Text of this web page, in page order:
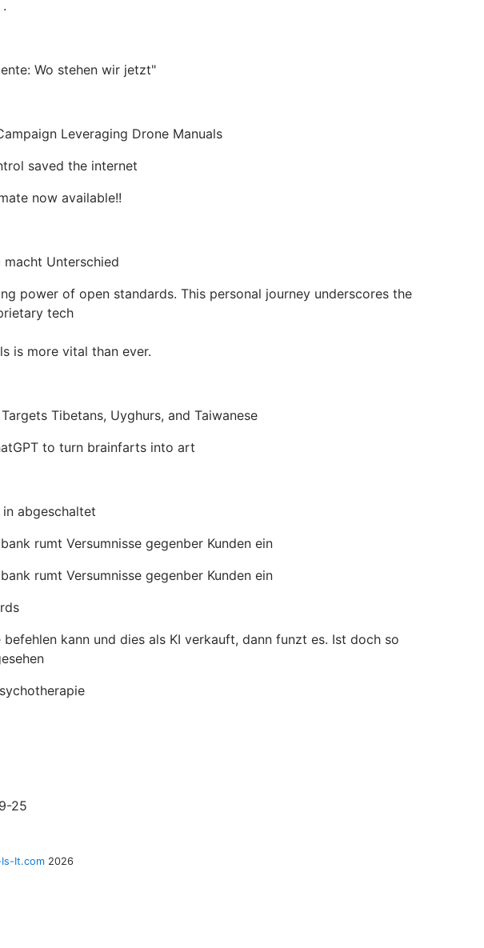
Wo stehen wir jetzt"
Leveraging Drone Manuals
saved the internet
now available!!
macht Unterschied
power of open standards. This personal journey underscores the
tech
is more vital than ever.
Tibetans, Uyghurs, and Taiwanese
to turn brainfarts into art
abgeschaltet
rumt Versumnisse gegenber Kunden ein
rumt Versumnisse gegenber Kunden ein
kann und dies als KI verkauft, dann funzt es. Ist doch so
25
It.com 2026